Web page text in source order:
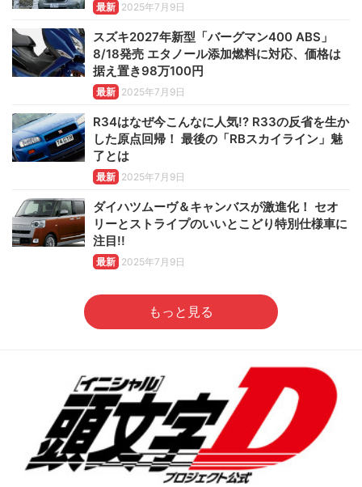
最新 2025年7月9日
スズキ2027年新型「バーグマン400 ABS」
8/18発売 エタノール添加燃料に対応、価格は
据え置き98万100円
最新 2025年7月9日
R34はなぜ今こんなに人気!? R33の反省を生か
した原点回帰！ 最後の「RBスカイライン」魅
了とは
最新 2025年7月9日
ダイハツムーヴ＆キャンバスが激進化！ セオ
リーとストライプのいいとこどり特別仕様車に
注目!!
最新 2025年7月9日
もっと見る